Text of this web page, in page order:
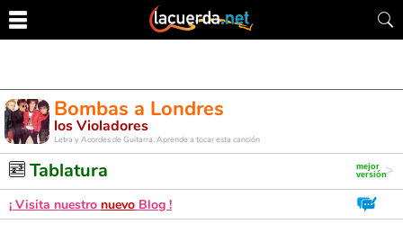
Bombas a Londres
los Violadores
Letra y Acordes de Guitarra. Aprende a tocar esta canción
Tablatura
¡ Visita nuestro nuevo Blog !